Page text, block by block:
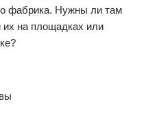
фабрика. Нужны ли там
на площадках или